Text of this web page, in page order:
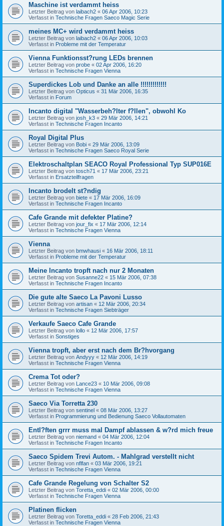
Maschine ist verdammt heiss
Letzter Beitrag von laibach2 « 06 Apr 2006, 10:23
Verfasst in Technische Fragen Saeco Magic Serie
meines MC+ wird verdammt heiss
Letzter Beitrag von laibach2 « 06 Apr 2006, 10:03
Verfasst in Probleme mit der Temperatur
Vienna Funktionsst?rung LEDs brennen
Letzter Beitrag von probe « 02 Apr 2006, 16:20
Verfasst in Technische Fragen Vienna
Superdickes Lob und Danke an alle !!!!!!!!!!!!!
Letzter Beitrag von Opticus « 31 Mär 2006, 16:35
Verfasst in Forum
Incanto digital "Wasserbeh?lter f?llen", obwohl Ko
Letzter Beitrag von josh_k3 « 29 Mär 2006, 14:21
Verfasst in Technische Fragen Incanto
Royal Digital Plus
Letzter Beitrag von Bobi « 29 Mär 2006, 13:09
Verfasst in Technische Fragen Saeco Royal Serie
Elektroschaltplan SEACO Royal Professional Typ SUP016E
Letzter Beitrag von tosch71 « 17 Mär 2006, 23:21
Verfasst in Ersatzteilfragen
Incanto brodelt st?ndig
Letzter Beitrag von biete « 17 Mär 2006, 16:09
Verfasst in Technische Fragen Incanto
Cafe Grande mit defekter Platine?
Letzter Beitrag von jour_fix « 17 Mär 2006, 12:14
Verfasst in Technische Fragen Vienna
Vienna
Letzter Beitrag von bmwhausi « 16 Mär 2006, 18:11
Verfasst in Probleme mit der Temperatur
Meine Incanto tropft nach nur 2 Monaten
Letzter Beitrag von Susanne22 « 15 Mär 2006, 07:38
Verfasst in Technische Fragen Incanto
Die gute alte Saeco La Pavoni Lusso
Letzter Beitrag von artisan « 12 Mär 2006, 20:34
Verfasst in Technische Fragen Siebträger
Verkaufe Saeco Cafe Grande
Letzter Beitrag von lollo « 12 Mär 2006, 17:57
Verfasst in Sonstiges
Vienna tropft, aber erst nach dem Br?hvorgang
Letzter Beitrag von Andyyy « 12 Mär 2006, 14:19
Verfasst in Technische Fragen Vienna
Crema Tot oder?
Letzter Beitrag von Lance23 « 10 Mär 2006, 09:08
Verfasst in Technische Fragen Vienna
Saeco Via Torretta 230
Letzter Beitrag von sentinel « 08 Mär 2006, 13:27
Verfasst in Programmierung und Bedienung Saeco Vollautomaten
Entl?ften grrr muss mal Dampf ablassen & w?rd mich freue
Letzter Beitrag von niemand « 04 Mär 2006, 12:04
Verfasst in Technische Fragen Incanto
Saeco Spidem Trevi Autom. - Mahlgrad verstellt nicht
Letzter Beitrag von nflfan « 03 Mär 2006, 19:21
Verfasst in Technische Fragen Vienna
Cafe Grande Regelung von Schalter S2
Letzter Beitrag von Toretta_eddi « 02 Mär 2006, 00:00
Verfasst in Technische Fragen Vienna
Platinen flicken
Letzter Beitrag von Toretta_eddi « 28 Feb 2006, 21:43
Verfasst in Technische Fragen Vienna